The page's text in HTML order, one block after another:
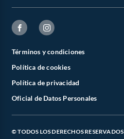
Términos y condiciones
Política de cookies
Política de privacidad
Oficial de Datos Personales
© TODOS LOS DERECHOS RESERVADOS